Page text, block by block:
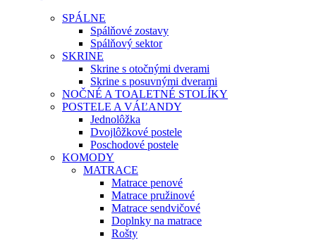
SPÁLNE
Spálňové zostavy
Spálňový sektor
SKRINE
Skrine s otočnými dverami
Skrine s posuvnými dverami
NOČNÉ A TOALETNÉ STOLÍKY
POSTELE A VÁĽANDY
Jednolôžka
Dvojlôžkové postele
Poschodové postele
KOMODY
MATRACE
Matrace penové
Matrace pružinové
Matrace sendvičové
Doplnky na matrace
Rošty